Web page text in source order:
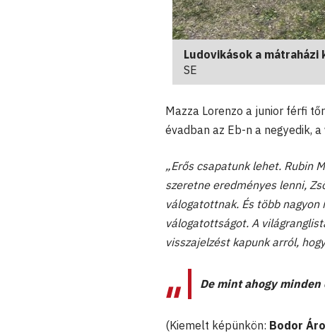
Ludovikások a
SE
Mazza Lorenzo a junior férfi
évadban az Eb-n a negyedik,
„Erős csapatunk lehet. Rubin
szeretne eredményes lenni,
válogatottnak. És több
válogatottságot. A
visszajelzést kapunk arról,
De mint ahogy
(Kiemelt képünkön: Bodor